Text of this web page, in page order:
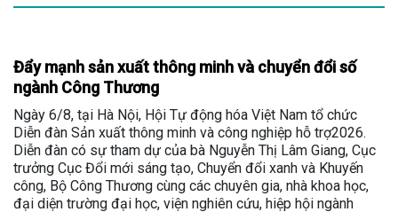
Đẩy mạnh sản xuất thông minh và chuyển đổi số
ngành Công Thương
Ngày 6/8, tại Hà Nội, Hội Tự động hóa Việt Nam tổ chức
Diễn đàn Sản xuất thông minh và công nghiệp hỗ trợ2026.
Diễn đàn có sự tham dự của bà Nguyễn Thị Lâm Giang, Cục
trưởng Cục Đổi mới sáng tạo, Chuyển đổi xanh và Khuyến
công, Bộ Công Thương cùng các chuyên gia, nhà khoa học,
đại diện trường đại học, viện nghiên cứu, hiệp hội ngành